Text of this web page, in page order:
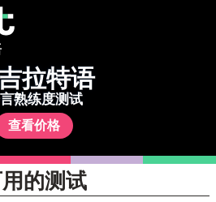
拉特语
熟练度测试
查看价格
的测试